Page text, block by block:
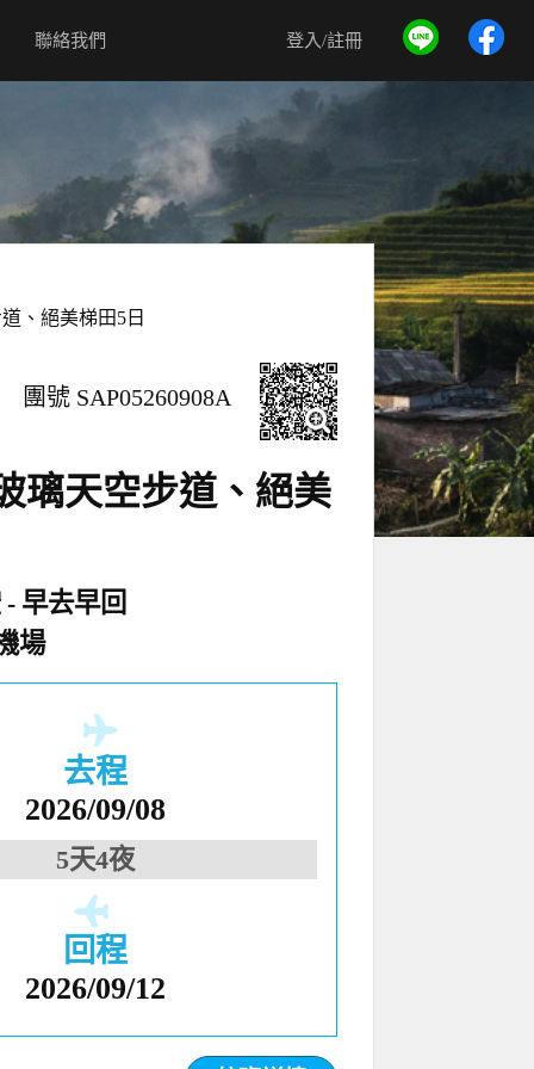
聯絡我們 登入/註冊
、絕美梯田5日
團號 SAP05260908A
璃天空步道、絕美
早去早回
場
去程
2026/09/08
5天4夜
回程
2026/09/12